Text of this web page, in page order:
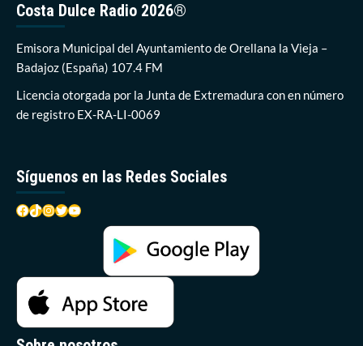
Costa Dulce Radio 2026®
Emisora Municipal del Ayuntamiento de Orellana la Vieja –
Badajoz (España) 107.4 FM
Licencia otorgada por la Junta de Extremadura con en número
de registro EX-RA-LI-0069
Síguenos en las Redes Sociales
Facebook
TikTok
Instagram
Twitter
YouTube